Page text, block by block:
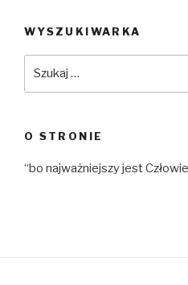
WYSZUKIWARKA
O STRONIE
“bo najważniejszy jest